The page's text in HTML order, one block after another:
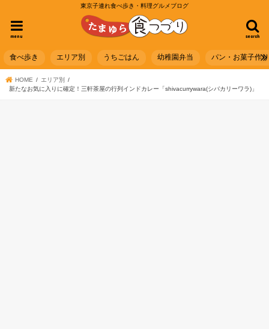
東京子連れ食べ歩き・料理グルメブログ
search
menu
食べ歩き エリア別 うちごはん 幼稚園弁当 パン・お菓子作り
HOME
エリア別
新たなお気に入りに確定！三軒茶屋の行列インドカレー「shivacurrywara(シバカリーワラ)」